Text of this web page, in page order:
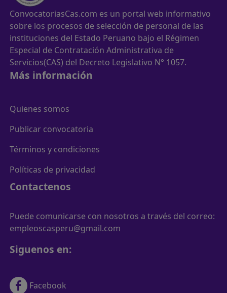
ConvocatoriasCas.com es un portal web informativo
sobre los procesos de selección de personal de las
instituciones del Estado Peruano bajo el Régimen
Especial de Contratación Administrativa de
Servicios(CAS) del Decreto Legislativo N° 1057.
Más información
Quienes somos
Publicar convocatoria
Términos y condiciones
Políticas de privacidad
Contactenos
Puede comunicarse con nosotros a través del correo:
empleoscasperu@gmail.com
Siguenos en:
Facebook